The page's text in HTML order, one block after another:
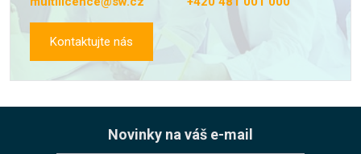
Kontaktujte nás
Novinky na váš e-mail